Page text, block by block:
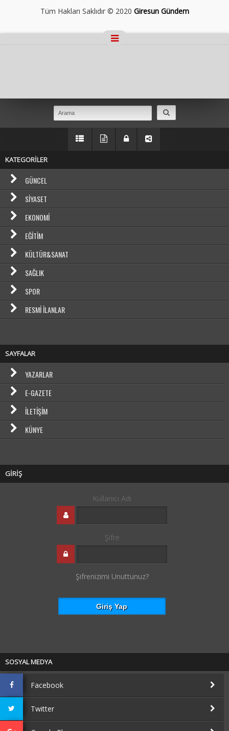
Tüm Hakları Saklıdır © 2020 Giresun Gündem
KATEGORİLER
GÜNCEL
SIYASET
EKONOMI
EĞITIM
KÜLTÜR&SANAT
SAĞLIK
SPOR
RESMI İLANLAR
SAYFALAR
YAZARLAR
E-GAZETE
İLETIŞIM
KÜNYE
GİRİŞ
Kullanıcı Adı
Şifre
Şifrenizimi Unuttunuz?
SOSYAL MEDYA
Facebook
Twitter